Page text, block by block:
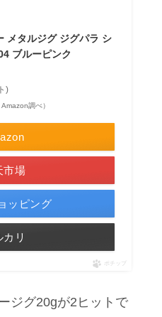
メタルジグ ジグパラ シ
ブルーピンク
)
調べ）
市場
ッピング
カリ
ポチップ
ジグ20gが2ヒットで